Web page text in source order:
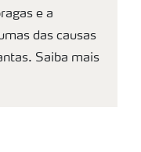
e a
das causas
Saiba mais